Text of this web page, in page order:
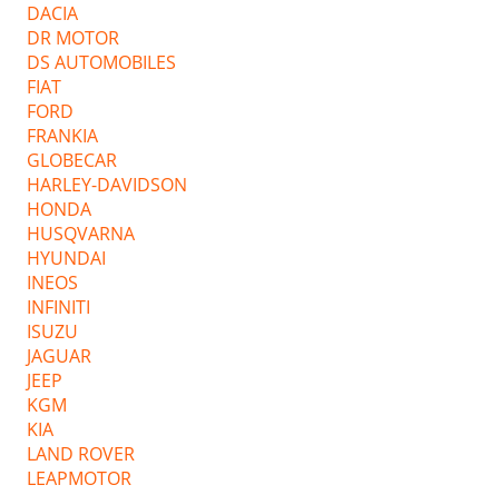
DACIA
DR MOTOR
DS AUTOMOBILES
FIAT
FORD
FRANKIA
GLOBECAR
HARLEY-DAVIDSON
HONDA
HUSQVARNA
HYUNDAI
INEOS
INFINITI
ISUZU
JAGUAR
JEEP
KGM
KIA
LAND ROVER
LEAPMOTOR